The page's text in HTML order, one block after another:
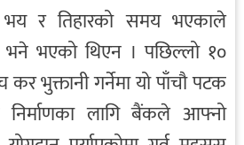
भय र तिहारको समय भएकाले
भने भएको थिएन । पछिल्लो १०
भुक्तानी गर्नेमा यो पाँचौ पटक
लागि बैंकले आफ्नो